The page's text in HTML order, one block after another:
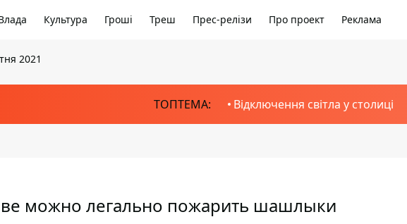
Культура Гроші Треш Прес-релізи Про проект Реклама
2021
ТОПТЕМА: Відключення світла у столиці
можно легально пожарить шашлыки